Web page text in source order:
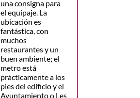
una consigna para
el equipaje. La
ubicación es
fantástica, con
muchos
restaurantes y un
buen ambiente; el
metro está
prácticamente a los
pies del edificio y el
Ayuntamiento o Les